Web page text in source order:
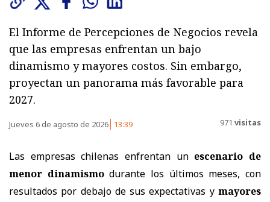
El Informe de Percepciones de Negocios revela
que las empresas enfrentan un bajo
dinamismo y mayores costos. Sin embargo,
proyectan un panorama más favorable para
2027.
Jueves 6 de agosto de 2026 13:39 971 visitas
Las empresas chilenas enfrentan un escenario de
menor dinamismodurante los últimos meses, con
resultados por debajo de sus expectativas y mayores